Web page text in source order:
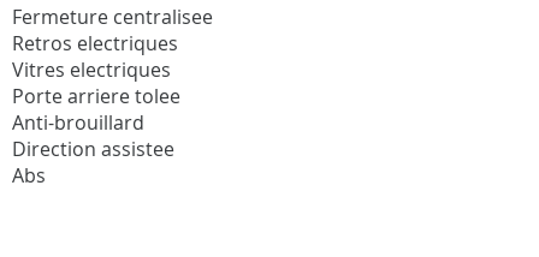
Fermeture centralisee
Retros electriques
Vitres electriques
Porte arriere tolee
Anti-brouillard
Direction assistee
Abs